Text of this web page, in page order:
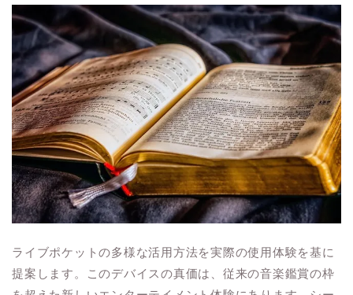
ライブポケットの多様な活用方法を実際の使用体験を基に
提案します。このデバイスの真価は、従来の音楽鑑賞の枠